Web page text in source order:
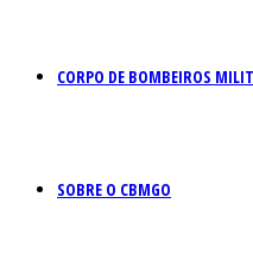
CORPO DE BOMBEIROS
SOBRE O CBMGO